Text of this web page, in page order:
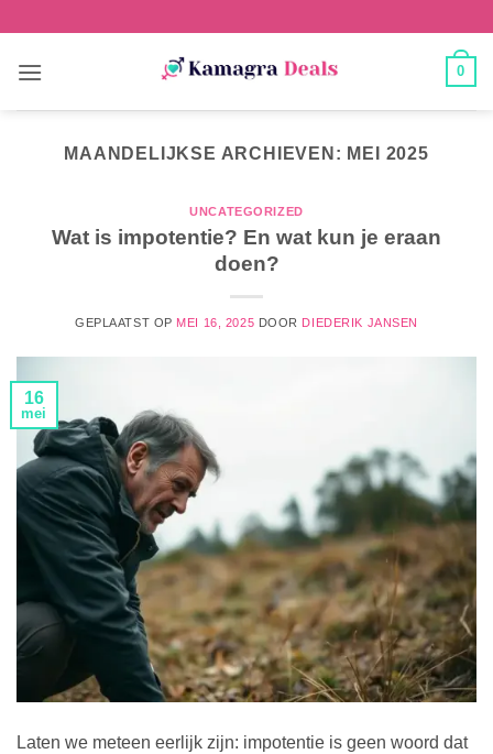
0
MAANDELIJKSE ARCHIEVEN: MEI 2025
UNCATEGORIZED
Wat is impotentie? En wat kun je eraan
doen?
GEPLAATST OP MEI 16, 2025 DOOR DIEDERIK JANSEN
16
mei
Laten we meteen eerlijk zijn: impotentie is geen woord dat